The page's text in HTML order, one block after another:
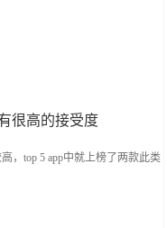
很高的接受度
，top 5 app中就上榜了两款此类